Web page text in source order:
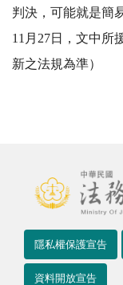
判決，可能就是簡
11月27日，文中所
新之法規為準）
隱私權保護宣告
資料開放宣告